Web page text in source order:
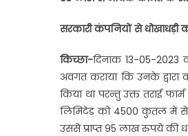
सरकारी कंपनियों से धोखाधड़ी
किच्छा-दिनांक 13-05-2023
अवगत कराया कि उनके द्वारा
किया था परन्तु उक्त तराई
लिमिटेड को 4500 कुतंल में से
उससे प्राप्त 95 लाख रुपये की